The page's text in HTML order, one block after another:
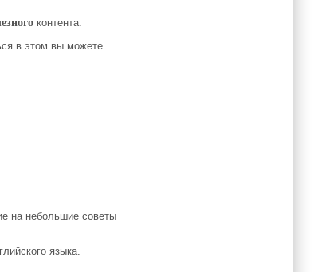
контента.
в этом вы можете
на небольшие советы
языка.